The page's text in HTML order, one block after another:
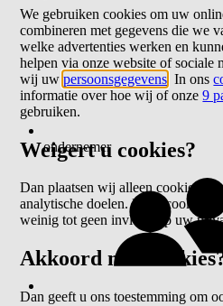
ondernemer
We gebruiken cookies om uw
combineren met gegevens die we
welke advertenties werken en
helpen via onze website of sociale
wij uwpersoonsgegevens . In ons
informatie over hoe wij of onze9
gebruiken.
Weigert u cookies?
Dan plaatsen wij alleen cookies
analytische doelen. Deze cookies
weinig tot geen invloed op uw
Akkoord met
Dan geeft u ons toestemming om